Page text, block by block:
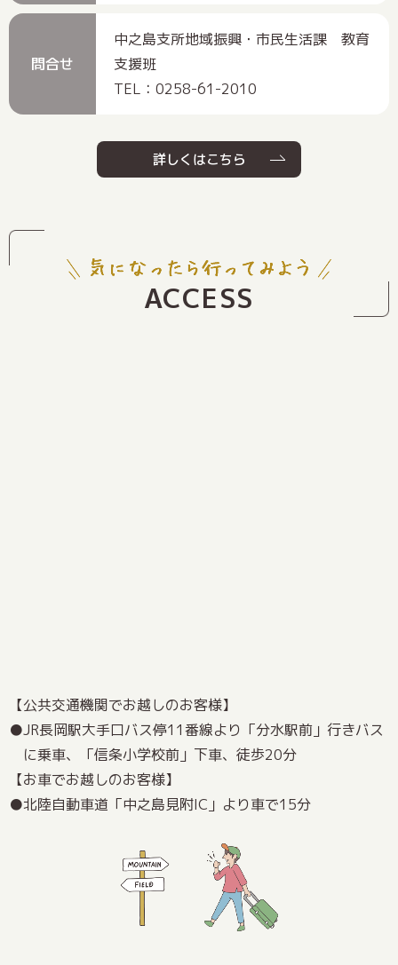
問合せ
中之島支所地域振興・市民生活課 教育
支援班
TEL：0258-61-2010
詳しくはこちら
ACCESS
【公共交通機関でお越しのお客様】
JR長岡駅大手口バス停11番線より「分水駅前」行きバス
に乗車、「信条小学校前」下車、徒歩20分
【お車でお越しのお客様】
北陸自動車道「中之島見附IC」より車で15分